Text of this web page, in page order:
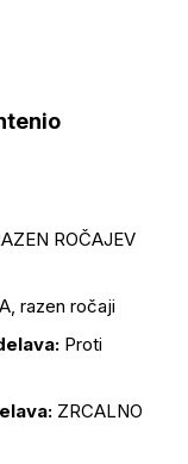
ROČAJEV
razen ročaji
Proti
ZRCALNO